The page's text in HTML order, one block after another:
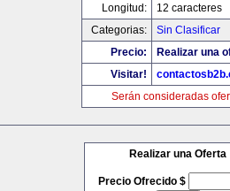
Longitud:
12 caracteres
Categorias:
Sin Clasificar
Precio:
Realizar una
Visitar!
Serán consideradas
Realizar una Oferta
Precio Ofrecido $